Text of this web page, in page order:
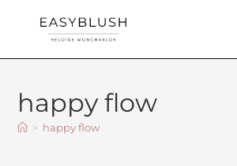
happy flow
> happy flow